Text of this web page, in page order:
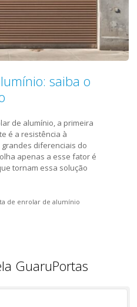
saiba o
de alumínio, a primeira
é a resistência à
diferenciais do
apenas a esse fator é
tornam essa solução
de enrolar de alumínio
GuaruPortas